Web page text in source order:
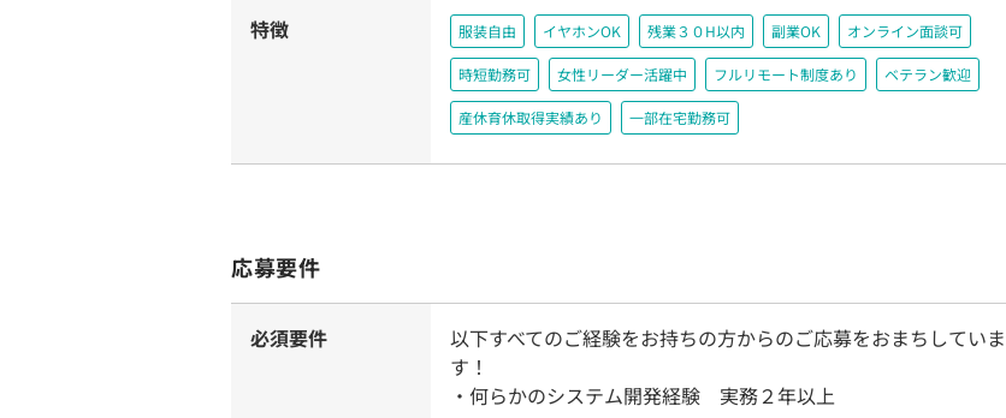
特徴 服装自由 イヤホンOK 残業３０H以内 副業OK オンライン面談可
時短勤務可 女性リーダー活躍中 フルリモート制度あり ベテラン歓迎
産休育休取得実績あり 一部在宅勤務可
応募要件
必須要件
以下すべてのご経験をお持ちの方からのご応募をおまちしていま
す！
・何らかのシステム開発経験 実務２年以上